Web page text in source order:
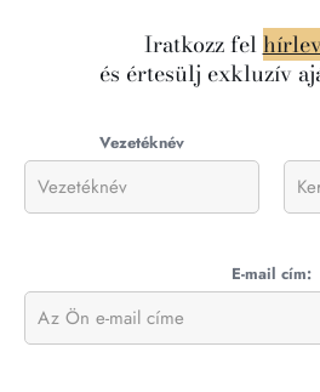
Iratkozz fel
és értesülj exkluzív
Vezetéknév
E-mail cím: